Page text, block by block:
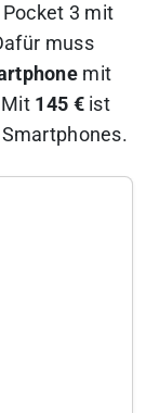
3 mit
muss
mit
145 €ist